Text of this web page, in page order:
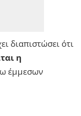
διαπιστώσει ότι
η
έμμεσων